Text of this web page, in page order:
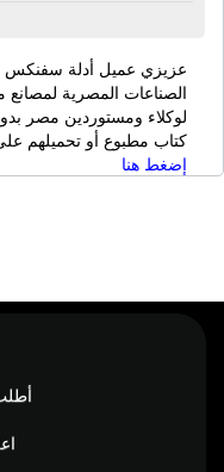
عزيزي عميل أدلة سفنكس -
الصناعات المصرية
لوكلاء ومستوردين مصر
كتاب مطبوع أو تحميلهم على
إضغط هنا